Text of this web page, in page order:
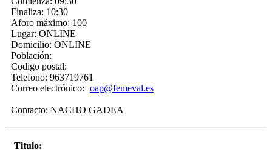
Finaliza: 10:30
Aforo máximo: 100
Lugar: ONLINE
Domicilio: ONLINE
Población:
Codigo postal:
Telefono: 963719761
Correo electrónico: oap@femeval.es
Contacto: NACHO GADEA
Titulo: